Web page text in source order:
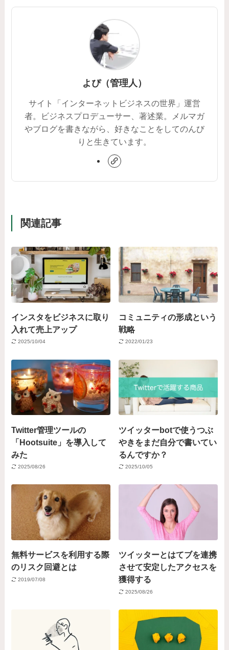
よぴ（管理人）
サイト「インターネットビジネスの世界」運営
者。ビジネスプロデューサー、著述業。メルマガ
やブログを書きながら、好きなことをしてのんび
りと生きています。
関連記事
インスタをビジネスに取り
入れて売上アップ
2025/10/04
コミュニティの形成という
戦略
2022/01/23
Twitter管理ツールの
「Hootsuite」を導入して
みた
2025/08/26
ツイッターbotで使うつぶ
やきをまだ自分で書いてい
るんですか？
2025/10/05
無料サービスを利用する際
のリスク回避とは
2019/07/08
ツイッターとはてブを連携
させて安定したアクセスを
獲得する
2025/08/26